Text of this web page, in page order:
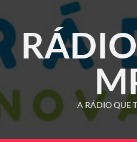
to
content
A RÁDIO QUE